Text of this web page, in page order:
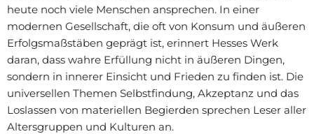
heute noch viele Menschen ansprechen. In einer
modernen Gesellschaft, die oft von Konsum und äußeren
Erfolgsmaßstäben geprägt ist, erinnert Hesses Werk
daran, dass wahre Erfüllung nicht in äußeren Dingen,
sondern in innerer Einsicht und Frieden zu finden ist. Die
universellen Themen Selbstfindung, Akzeptanz und das
Loslassen von materiellen Begierden sprechen Leser aller
Altersgruppen und Kulturen an.